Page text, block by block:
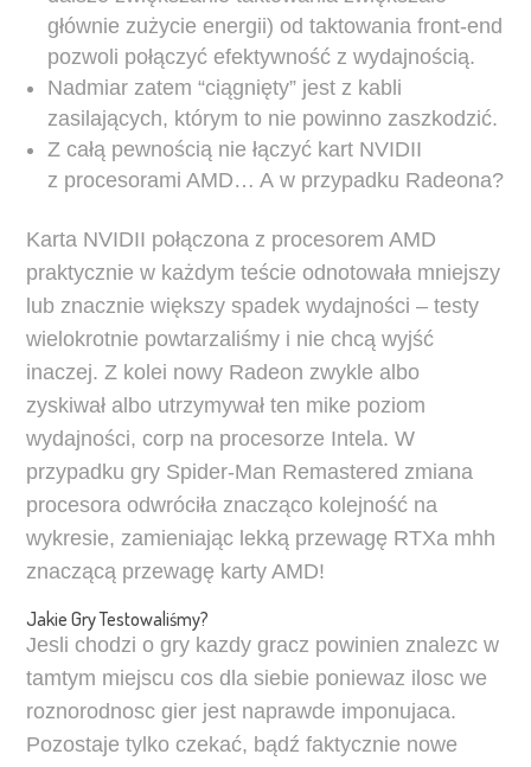
głównie zużycie energii) od taktowania front-end
pozwoli połączyć efektywność z wydajnością.
Nadmiar zatem “ciągnięty” jest z kabli
zasilających, którym to nie powinno zaszkodzić.
Z całą pewnością nie łączyć kart NVIDII
z procesorami AMD… A w przypadku Radeona?
Karta NVIDII połączona z procesorem AMD
praktycznie w każdym teście odnotowała mniejszy
lub znacznie większy spadek wydajności – testy
wielokrotnie powtarzaliśmy i nie chcą wyjść
inaczej. Z kolei nowy Radeon zwykle albo
zyskiwał albo utrzymywał ten mike poziom
wydajności, corp na procesorze Intela. W
przypadku gry Spider-Man Remastered zmiana
procesora odwróciła znacząco kolejność na
wykresie, zamieniając lekką przewagę RTXa mhh
znaczącą przewagę karty AMD!
Jakie Gry Testowaliśmy?
Jesli chodzi o gry kazdy gracz powinien znalezc w
tamtym miejscu cos dla siebie poniewaz ilosc we
roznorodnosc gier jest naprawde imponujaca.
Pozostaje tylko czekać, bądź faktycznie nowe